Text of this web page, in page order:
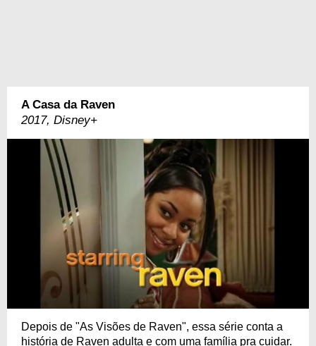
A Casa da Raven
2017, Disney+
Depois de "As Visões de Raven", essa série conta a
história de Raven adulta e com uma família pra cuidar.